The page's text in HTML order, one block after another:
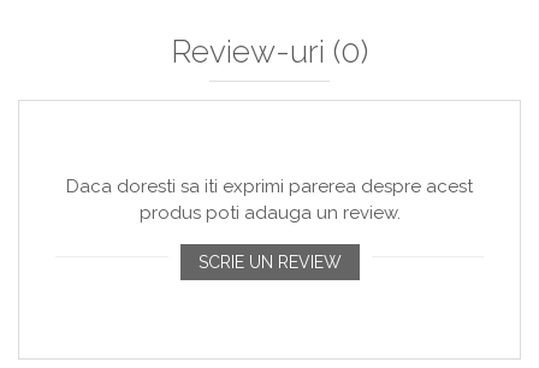
Review-uri (0)
Daca doresti sa iti exprimi parerea despre acest
produs poti adauga un review.
SCRIE UN REVIEW